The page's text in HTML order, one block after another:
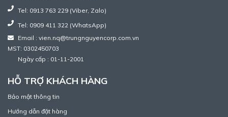
Tel: 0913 763 229 (Viber, Zalo)
Tel: 0909 411 322 (WhatsApp)
Email : vien.nq@trungnguyencorp.com.vn
MST: 0302450703
Ngày cấp : 01-11-2001
HỖ TRỢ KHÁCH HÀNG
Bảo mật thông tin
Hướng dẫn đặt hàng